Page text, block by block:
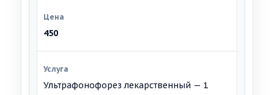
450
Ультрафонофорез лекарственный — 1